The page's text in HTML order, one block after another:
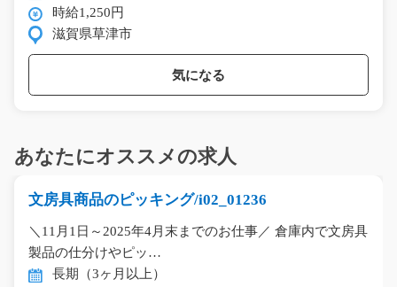
時給1,250円
滋賀県草津市
気になる
あなたにオススメの求人
文房具商品のピッキング/i02_01236
＼11月1日～2025年4月末までのお仕事／ 倉庫内で文房具
製品の仕分けやピッ…
長期（3ヶ月以上）